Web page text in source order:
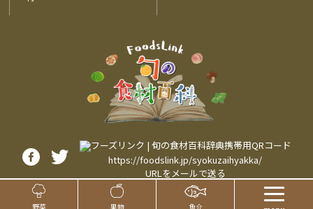
https://foodslink.jp/syokuzaihyakka/
URLをメールで送る
2023 All Rights Reserved Page Top
野菜 果物 魚介